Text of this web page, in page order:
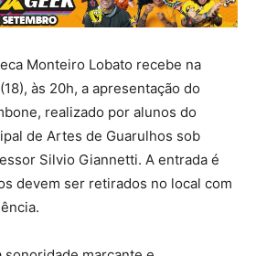
Monteiro Lobato recebe na
às 20h, a apresentação do
realizado por alunos do
de Artes de Guarulhos sob
Silvio Giannetti. A entrada é
devem ser retirados no local com